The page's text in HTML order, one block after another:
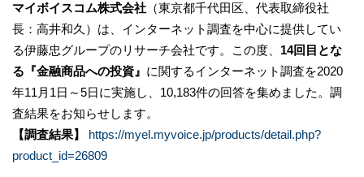
マイボイスコム株式会社 （東京都千代田区、代表取締役社
長：高井和久）は、インターネット調査を中心に提供してい
る伊藤忠グループのリサーチ会社です。この度、 14回目とな
る『金融商品への投資』 に関するインターネット調査を2020
年11月1日～5日に実施し、10,183件の回答を集めました。調
査結果をお知らせします。
【調査結果】
https://myel.myvoice.jp/products/detail.php?
product_id=26809